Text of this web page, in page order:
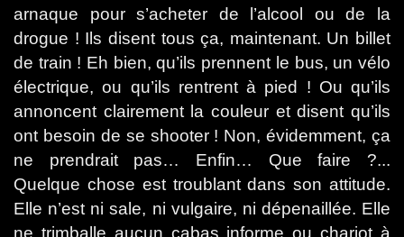
arnaque pour s’acheter de l’alcool ou de la
drogue ! Ils disent tous ça, maintenant. Un billet
de train ! Eh bien, qu’ils prennent le bus, un vélo
électrique, ou qu’ils rentrent à pied ! Ou qu’ils
annoncent clairement la couleur et disent qu’ils
ont besoin de se shooter ! Non, évidemment, ça
ne prendrait pas… Enfin… Que faire ?...
Quelque chose est troublant dans son attitude.
Elle n’est ni sale, ni vulgaire, ni dépenaillée. Elle
ne trimballe aucun cabas informe ou chariot à